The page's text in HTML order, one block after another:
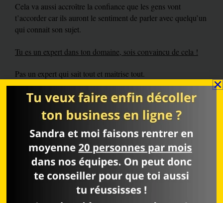
Cela va aussi accroître la confiance que les gens vont
t’accorder car ils auront le sentiment de parler avec quelqu’un
qui connait son sujet.
Tu es un expert dans ton domaine, sois convaincu de cela !
Pas un expert qui sait tout et maitrise tout.
Simplement une personne qui en sait plus qu’une grande
partie des gens sur un sujet précis et qui est du coup tout à fait
en droit de leur donner des conseils.
Tu vois où on veut en venir ?
Alors, rappelle-toi: crois en toi et mets en avant tes
compétences, même celles que tu as acquises hors du cercle
de ton business en ligne !